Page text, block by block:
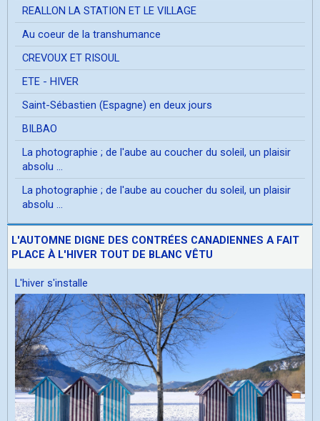
REALLON LA STATION ET LE VILLAGE
Au coeur de la transhumance
CREVOUX ET RISOUL
ETE - HIVER
Saint-Sébastien (Espagne) en deux jours
BILBAO
La photographie ; de l'aube au coucher du soleil, un plaisir
absolu ...
La photographie ; de l'aube au coucher du soleil, un plaisir
absolu ...
L'AUTOMNE DIGNE DES CONTRÉES CANADIENNES A FAIT
PLACE À L'HIVER TOUT DE BLANC VÊTU
L'hiver s'installe